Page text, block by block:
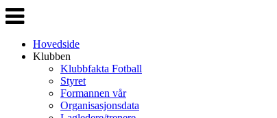
Veksle
navigasjon
Hovedside
Klubben
Klubbfakta Fotball
Styret
Formannen vår
Organisasjonsdata